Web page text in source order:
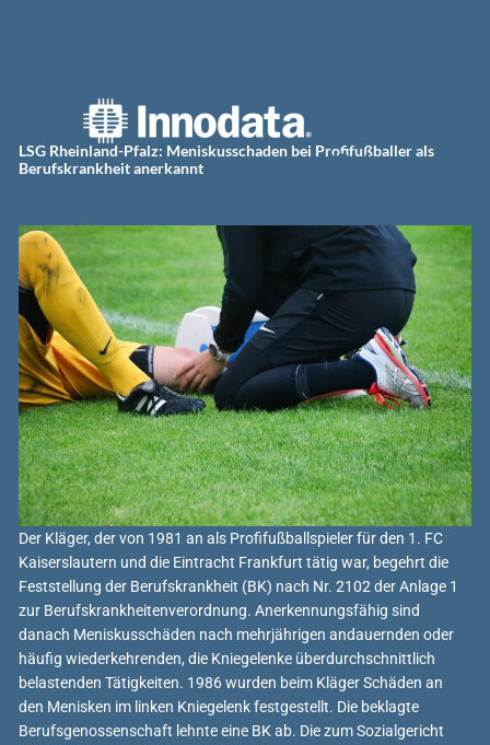
ny
LSG Rheinland-Pfalz: Meniskusschaden bei Profifußballer als
Berufskrankheit anerkannt
Der Kläger, der von 1981 an als Profifußballspieler für den 1. FC
Kaiserslautern und die Eintracht Frankfurt tätig war, begehrt die
Feststellung der Berufskrankheit (BK) nach Nr. 2102 der Anlage 1
zur Berufskrankheitenverordnung. Anerkennungsfähig sind
danach Meniskusschäden nach mehrjährigen andauernden oder
häufig wiederkehrenden, die Kniegelenke überdurchschnittlich
belastenden Tätigkeiten. 1986 wurden beim Kläger Schäden an
den Menisken im linken Kniegelenk festgestellt. Die beklagte
Berufsgenossenschaft lehnte eine BK ab. Die zum Sozialgericht